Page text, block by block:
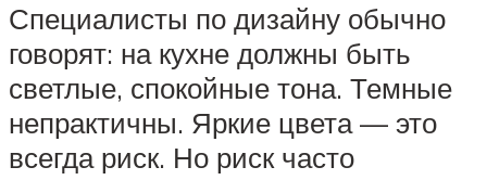
Специалисты по дизайну обычно
говорят: на кухне должны быть
светлые, спокойные тона. Темные
непрактичны. Яркие цвета — это
всегда риск. Но риск часто